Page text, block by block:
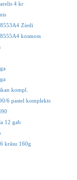
4 kr
Ziedi
kosmoss
kompl.
6 pastel komplekts
12 gab
krāsu 160g